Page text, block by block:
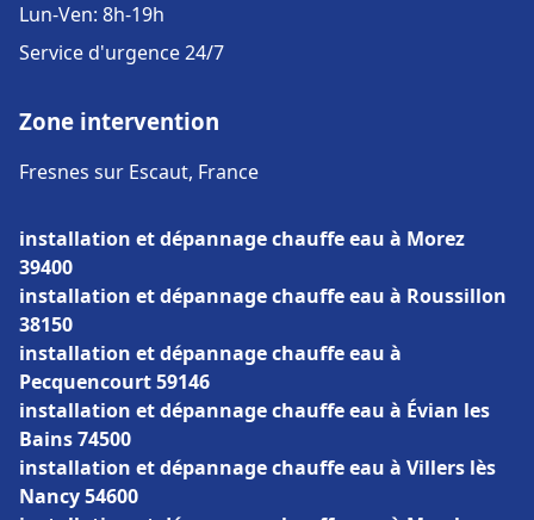
Lun-Ven: 8h-19h
Service d'urgence 24/7
Zone intervention
Fresnes sur Escaut, France
installation et dépannage chauffe eau à Morez
39400
installation et dépannage chauffe eau à Roussillon
38150
installation et dépannage chauffe eau à
Pecquencourt 59146
installation et dépannage chauffe eau à Évian les
Bains 74500
installation et dépannage chauffe eau à Villers lès
Nancy 54600